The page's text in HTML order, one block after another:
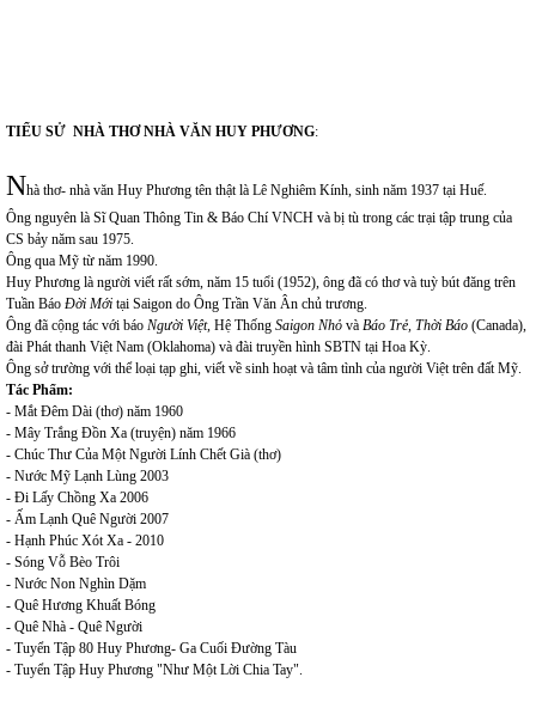
TIỂU SỬ NHÀ THƠ NHÀ VĂN HUY PHƯƠNG:
Nhà thơ- nhà văn Huy Phương tên thật là Lê Nghiêm Kính, sinh năm 1937 tại Huế.
Ông nguyên là Sĩ Quan Thông Tin & Báo Chí VNCH và bị tù trong các trại tập trung của
CS bảy năm sau 1975.
Ông qua Mỹ từ năm 1990.
Huy Phương là người viết rất sớm, năm 15 tuổi (1952), ông đã có thơ và tuỳ bút đăng trên
Tuần Báo Đời Mới tại Saigon do Ông Trần Văn Ân chủ trương.
Ông đã cộng tác với báo Người Việt, Hệ Thống Saigon Nhỏ và Báo Trẻ, Thời Báo (Canada),
đài Phát thanh Việt Nam (Oklahoma) và đài truyền hình SBTN tại Hoa Kỳ.
Ông sở trường với thể loại tạp ghi, viết về sinh hoạt và tâm tình của người Việt trên đất Mỹ.
Tác Phẩm:
- Mắt Đêm Dài (thơ) năm 1960
- Mây Trắng Đồn Xa (truyện) năm 1966
- Chúc Thư Của Một Người Lính Chết Già (thơ)
- Nước Mỹ Lạnh Lùng 2003
- Đi Lấy Chồng Xa 2006
- Ấm Lạnh Quê Người 2007
- Hạnh Phúc Xót Xa - 2010
- Sóng Vỗ Bèo Trôi
- Nước Non Nghìn Dặm
- Quê Hương Khuất Bóng
- Quê Nhà - Quê Người
- Tuyển Tập 80 Huy Phương- Ga Cuối Đường Tàu
- Tuyển Tập Huy Phương "Như Một Lời Chia Tay".